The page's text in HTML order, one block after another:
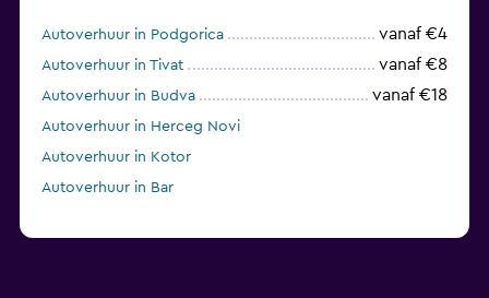
Autoverhuur in Podgorica vanaf €4
Autoverhuur in Tivat vanaf €8
Autoverhuur in Budva vanaf €18
Autoverhuur in Herceg Novi
Autoverhuur in Kotor
Autoverhuur in Bar